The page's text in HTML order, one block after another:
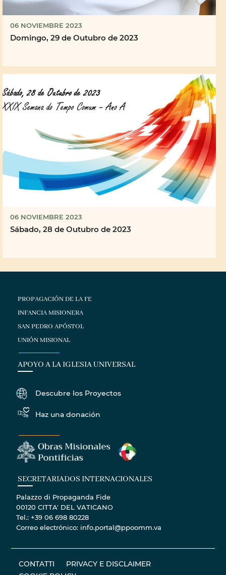
06 NOVIEMBRE 2023
Domingo, 29 de Outubro de 2023
06 NOVIEMBRE 2023
Sábado, 28 de Outubro de 2023
PROPAGACIÓN DE LA FE
INFANCIA MISIONERA
SAN PEDRO APÓSTOL
UNIÓN MISIONAL
APOYO A LA IGLESIA UNIVERSAL
Descubre los Proyectos
Haz una donación
SECRETARIADOS INTERNACIONALES
Palazzo di Propaganda Fide
00120 CITTA' DEL VATICANO
Tel.: +39 06 698 80228
Correo electrónico: info.portal@ppoomm.va
CONTATTI
PRIVACY E DISCLAIMER